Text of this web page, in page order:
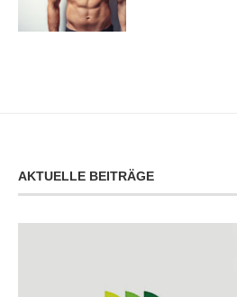
AKTUELLE BEITRÄGE